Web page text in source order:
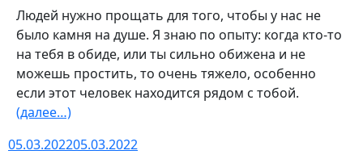
Людей нужно прощать для того, чтобы у нас не
было камня на душе. Я знаю по опыту: когда кто-то
на тебя в обиде, или ты сильно обижена и не
можешь простить, то очень тяжело, особенно
если этот человек находится рядом с тобой.
(далее…)
05.03.202205.03.2022